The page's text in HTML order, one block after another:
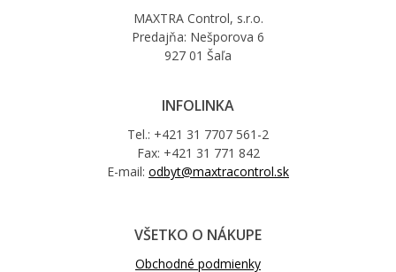
MAXTRA Control, s.r.o.
Predajňa: Nešporova 6
927 01 Šaľa
INFOLINKA
Tel.: +421 31 7707 561-2
Fax: +421 31 771 842
E-mail: odbyt@maxtracontrol.sk
VŠETKO O NÁKUPE
Obchodné podmienky